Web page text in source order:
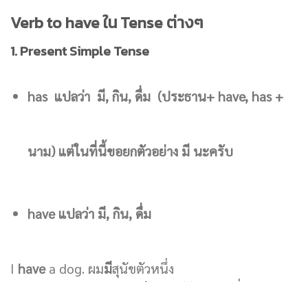
Verb to have ใน Tense ต่างๆ
1. Present Simple Tense
has แปลว่า มี, กิน, ดื่ม (ประธาน+ have, has +
นาม) แต่ในที่นี้ขอยกตัวอย่าง มี นะครับ
have แปลว่า มี, กิน, ดื่ม
I havea dog. ผมมีสุนัขตัวหนึ่ง